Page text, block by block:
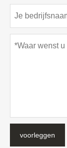
voorleggen